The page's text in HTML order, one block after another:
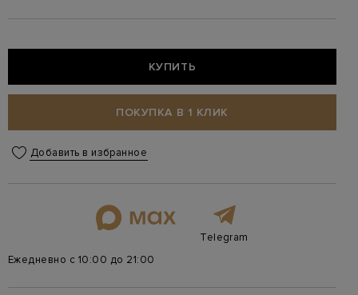
КУПИТЬ
ПОКУПКА В 1 КЛИК
Добавить в избранное
Telegram
Ежедневно с 10:00 до 21:00